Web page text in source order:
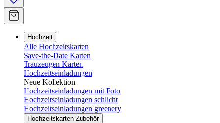
Hochzeit
Alle Hochzeitskarten
Save-the-Date Karten
Trauzeugen Karten
Hochzeitseinladungen
Neue Kollektion
Hochzeitseinladungen mit Foto
Hochzeitseinladungen schlicht
Hochzeitseinladungen greenery
Hochzeitskarten Zubehör